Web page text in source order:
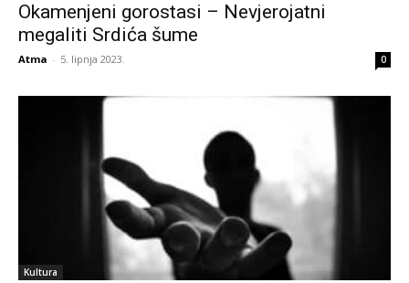
Okamenjeni gorostasi – Nevjerojatni
megaliti Srdića šume
Atma - 5. lipnja 2023. 0
Kultura